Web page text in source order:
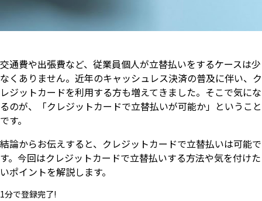
交通費や出張費など、従業員個人が立替払いをするケースは少
なくありません。近年のキャッシュレス決済の普及に伴い、ク
レジットカードを利用する方も増えてきました。そこで気にな
るのが、「クレジットカードで立替払いが可能か」ということ
です。
結論からお伝えすると、クレジットカードで立替払いは可能で
す。今回はクレジットカードで立替払いする方法や気を付けた
いポイントを解説します。
1分で登録完了!